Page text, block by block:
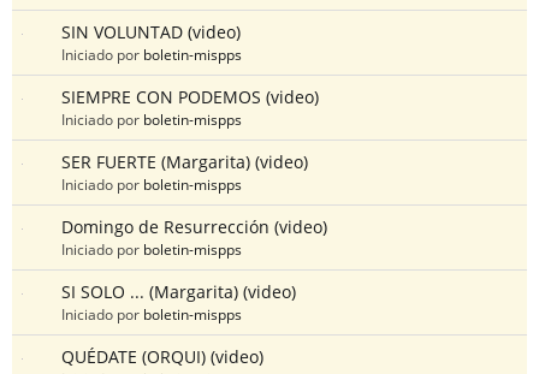
SIN VOLUNTAD (video)
Iniciado por boletin-mispps
SIEMPRE CON PODEMOS (video)
Iniciado por boletin-mispps
SER FUERTE (Margarita) (video)
Iniciado por boletin-mispps
Domingo de Resurrección (video)
Iniciado por boletin-mispps
SI SOLO ... (Margarita) (video)
Iniciado por boletin-mispps
QUÉDATE (ORQUI) (video)